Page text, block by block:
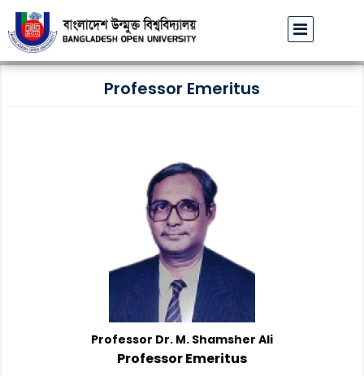
বাউবি উপাচার্যের পরিচয়ে প্রতারণার চেষ্টা: সর্বসাধারণকে সতর্ক
Professor Emeritus
Professor Dr. M. Shamsher Ali
Professor Emeritus